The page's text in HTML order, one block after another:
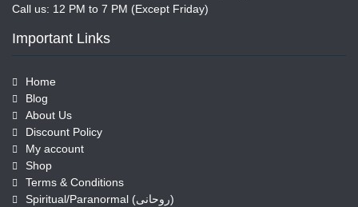
Call us: 12 PM to 7 PM (Except Friday)
Important Links
Home
Blog
About Us
Discount Policy
My account
Shop
Terms & Conditions
Spiritual/Paranormal (روحانی)